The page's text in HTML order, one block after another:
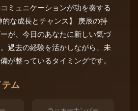
ミュニケーションが功を奏する
な成長とチャンス】 庚辰の持
が、今日のあなたに新しい気づ
過去の経験を活かしながら、未
が整っているタイミングです。
テム